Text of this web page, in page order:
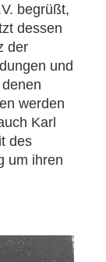
begrüßt,
dessen
der
und
werden
Karl
des
um ihren